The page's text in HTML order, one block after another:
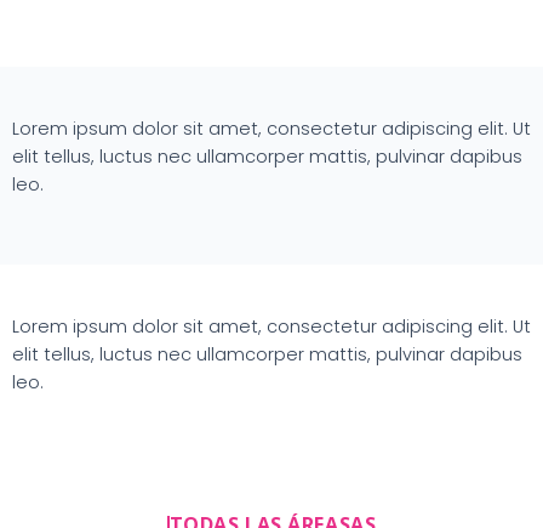
Lorem ipsum dolor sit amet, consectetur adipiscing elit. Ut
elit tellus, luctus nec ullamcorper mattis, pulvinar dapibus
leo.
Lorem ipsum dolor sit amet, consectetur adipiscing elit. Ut
elit tellus, luctus nec ullamcorper mattis, pulvinar dapibus
leo.